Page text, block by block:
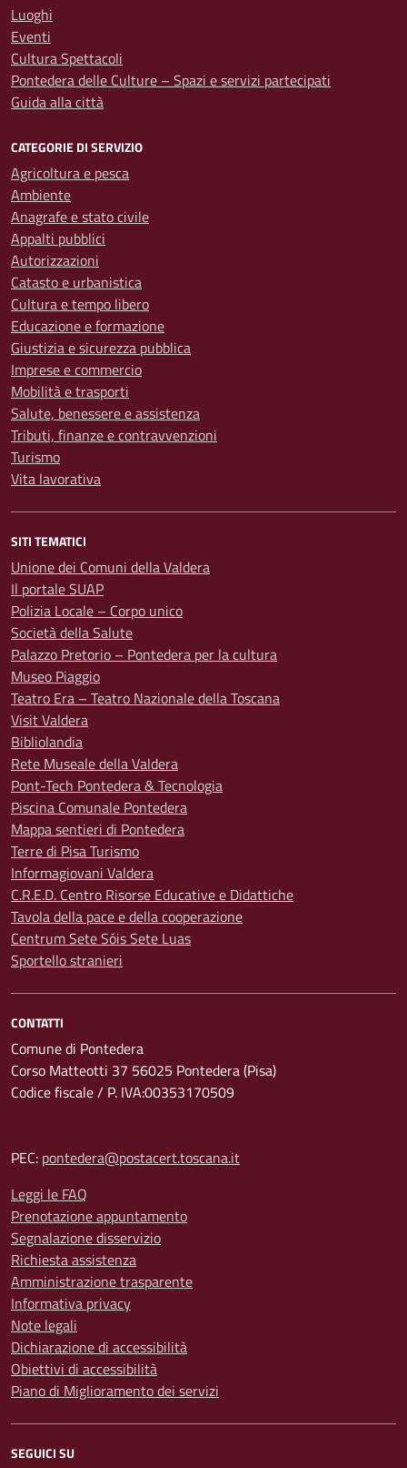
Luoghi
Eventi
Cultura Spettacoli
Pontedera delle Culture – Spazi e servizi partecipati
Guida alla città
CATEGORIE DI SERVIZIO
Agricoltura e pesca
Ambiente
Anagrafe e stato civile
Appalti pubblici
Autorizzazioni
Catasto e urbanistica
Cultura e tempo libero
Educazione e formazione
Giustizia e sicurezza pubblica
Imprese e commercio
Mobilità e trasporti
Salute, benessere e assistenza
Tributi, finanze e contravvenzioni
Turismo
Vita lavorativa
SITI TEMATICI
Unione dei Comuni della Valdera
Il portale SUAP
Polizia Locale – Corpo unico
Società della Salute
Palazzo Pretorio – Pontedera per la cultura
Museo Piaggio
Teatro Era – Teatro Nazionale della Toscana
Visit Valdera
Bibliolandia
Rete Museale della Valdera
Pont-Tech Pontedera & Tecnologia
Piscina Comunale Pontedera
Mappa sentieri di Pontedera
Terre di Pisa Turismo
Informagiovani Valdera
C.R.E.D. Centro Risorse Educative e Didattiche
Tavola della pace e della cooperazione
Centrum Sete Sóis Sete Luas
Sportello stranieri
CONTATTI
Comune di Pontedera
Corso Matteotti 37 56025 Pontedera (Pisa)
Codice fiscale / P. IVA:00353170509
PEC: pontedera@postacert.toscana.it
Leggi le FAQ
Prenotazione appuntamento
Segnalazione disservizio
Richiesta assistenza
Amministrazione trasparente
Informativa privacy
Note legali
Dichiarazione di accessibilità
Obiettivi di accessibilità
Piano di Miglioramento dei servizi
SEGUICI SU